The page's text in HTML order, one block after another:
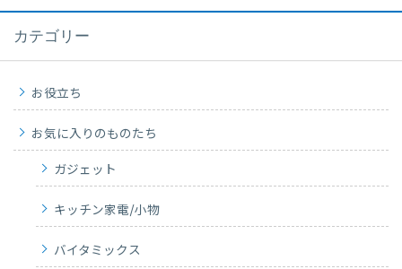
カテゴリー
お役立ち
お気に入りのものたち
ガジェット
キッチン家電/小物
バイタミックス